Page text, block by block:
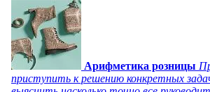
Арифметика розницы
приступить к решению конкретных